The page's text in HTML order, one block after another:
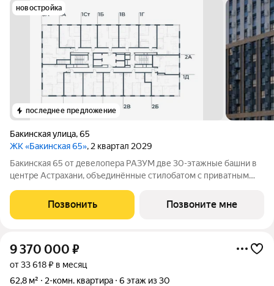
новостройка
последнее предложение
Бакинская улица,65
ЖК «Бакинская 65», 2 квартал 2029
Бакинская 65 от девелопера РАЗУМ две 30-этажные башни в
центре Астрахани, объединённые стилобатом с приватным
доступности находятся лучшие школы, гимназии и детские
Позвонить Позвоните мне
9 370 000 ₽
от 33 618 ₽ в месяц
62,8 м²
2-комн. квартира 6 этаж из 30